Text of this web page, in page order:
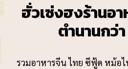
ฮั่วเซ่งฮงร้านอ
ตำนานกว่
รวมอาหารจีน ไทย ซีฟู้ด หม้อไ